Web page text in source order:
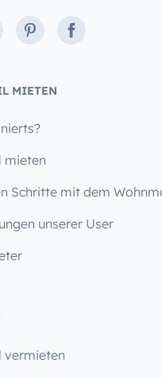
PinterestFacebook
MIETEN
mieten
Schritte mit dem
unserer User
vermieten